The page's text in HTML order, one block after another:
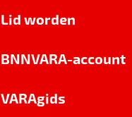
Lid worden
BNNVARA-account
VARAgids